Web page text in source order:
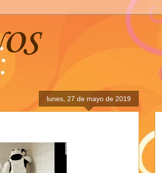
lunes, 27 de mayo de 2019